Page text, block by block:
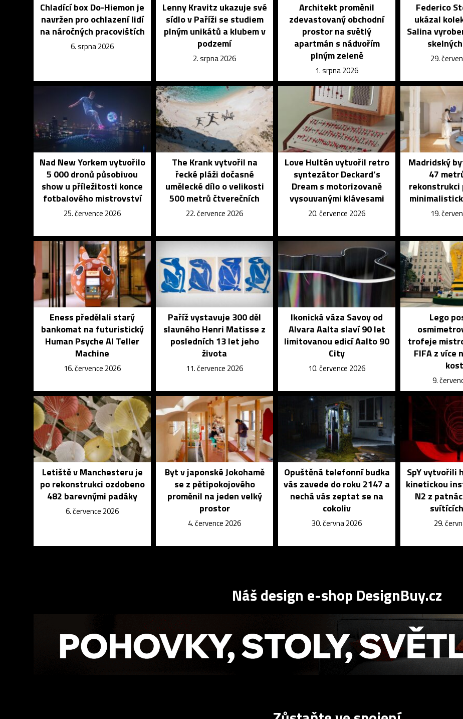
Chladící box Do-Hiemon je
navržen pro ochlazení lidí
na náročných pracovištích
6. srpna 2026
Lenny Kravitz ukazuje své
sídlo v Paříži se studiem
plným unikátů a klubem v
podzemí
2. srpna 2026
Architekt proměnil
zdevastovaný obchodní
prostor na světlý
apartmán s nádvořím
plným zeleně
1. srpna 2026
Federico
ukázal
Salina
29.
Nad New Yorkem vytvořilo
5 000 dronů působivou
show u příležitosti konce
fotbalového mistrovství
25. července 2026
The Krank vytvořil na
řecké pláži dočasné
umělecké dílo o velikosti
500 metrů čtverečních
22. července 2026
Love Hultén vytvořil retro
syntezátor Deckard’s
Dream s motorizovaně
vysouvanými klávesami
20. července 2026
Madridský
47
rekonstrukci
19.
Eness předělali starý
bankomat na futuristický
Human Psyche AI Teller
Machine
16. července 2026
Paříž vystavuje 300 děl
slavného Henri Matisse z
posledních 13 let jeho
života
11. července 2026
Ikonická váza Savoy od
Alvara Aalta slaví 90 let
limitovanou edicí Aalto 90
City
10. července 2026
Lego
trofeje
FIFA z více
9.
Letiště v Manchesteru je
po rekonstrukci ozdobeno
482 barevnými padáky
6. července 2026
Byt v japonské Jokohamě
se z pětipokojového
proměnil na jeden velký
prostor
4. července 2026
Opuštěná telefonní budka
vás zavede do roku 2147 a
nechá vás zeptat se na
cokoliv
30. června 2026
SpY vytvořili
kinetickou
N2 z
29.
Náš design e-shop DesignBuy.cz